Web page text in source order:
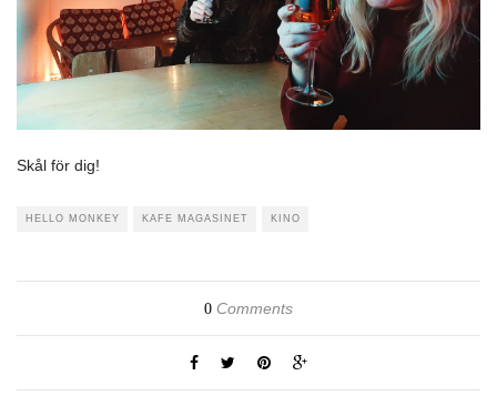
Skål för dig!
HELLO MONKEY KAFE MAGASINET KINO
0 Comments